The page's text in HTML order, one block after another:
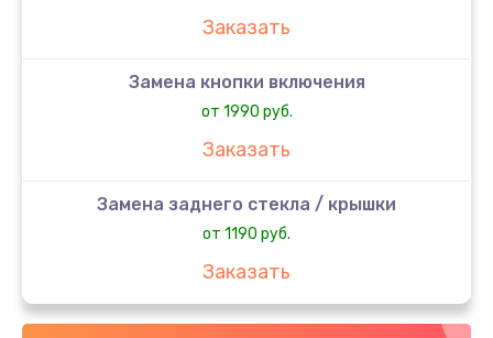
Заказать
Замена кнопки включения
от 1990 руб.
Заказать
Замена заднего стекла / крышки
от 1190 руб.
Заказать
Замена аккумулятора